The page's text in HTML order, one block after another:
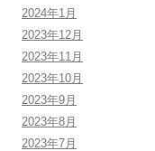
2024年1月
2023年12月
2023年11月
2023年10月
2023年9月
2023年8月
2023年7月